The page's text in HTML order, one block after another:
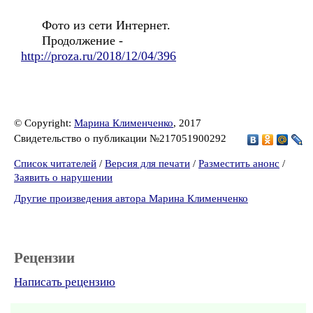
Фото из сети Интернет.
Продолжение -
http://proza.ru/2018/12/04/396
© Copyright: Марина Клименченко, 2017
Свидетельство о публикации №217051900292
Список читателей / Версия для печати / Разместить анонс /
Заявить о нарушении
Другие произведения автора Марина Клименченко
Рецензии
Написать рецензию